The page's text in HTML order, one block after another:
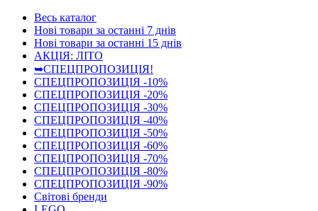
Весь каталог
Нові товари за останнi 7 днiв
Нові товари за останнi 15 днiв
АКЦІЯ: ЛІТО
➥СПЕЦПРОПОЗИЦІЯ!
СПЕЦПРОПОЗИЦІЯ -10%
СПЕЦПРОПОЗИЦІЯ -20%
СПЕЦПРОПОЗИЦІЯ -30%
СПЕЦПРОПОЗИЦІЯ -40%
СПЕЦПРОПОЗИЦІЯ -50%
СПЕЦПРОПОЗИЦІЯ -60%
СПЕЦПРОПОЗИЦІЯ -70%
СПЕЦПРОПОЗИЦІЯ -80%
СПЕЦПРОПОЗИЦІЯ -90%
Світові бренди